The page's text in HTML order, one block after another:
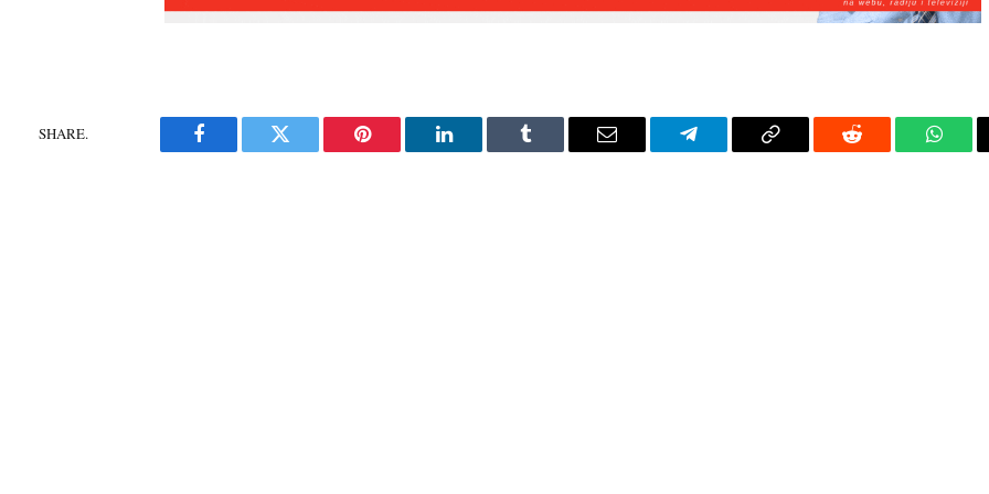
SHARE.
Facebook Twitter Pinterest LinkedIn Tumblr Email Telegram Copy
Reddit